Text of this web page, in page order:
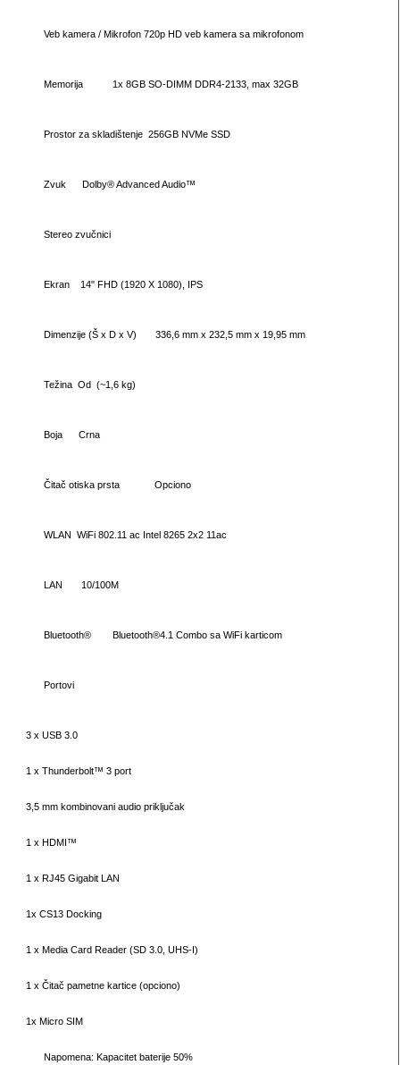
Veb kamera / Mikrofon 720p HD veb kamera sa mikrofonom
Memorija 1x 8GB SO-DIMM DDR4-2133, max 32GB
Prostor za skladištenje 256GB NVMe SSD
Zvuk Dolby® Advanced Audio™
Stereo zvučnici
Ekran 14" FHD (1920 X 1080), IPS
Dimenzije (Š x D x V) 336,6 mm x 232,5 mm x 19,95 mm
Težina Od (~1,6 kg)
Boja Crna
Čitač otiska prsta Opciono
WLAN WiFi 802.11 ac Intel 8265 2x2 11ac
LAN 10/100M
Bluetooth® Bluetooth®4.1 Combo sa WiFi karticom
Portovi
3 x USB 3.0
1 x Thunderbolt™ 3 port
3,5 mm kombinovani audio priključak
1 x HDMI™
1 x RJ45 Gigabit LAN
1x CS13 Docking
1 x Media Card Reader (SD 3.0, UHS-I)
1 x Čitač pametne kartice (opciono)
1x Micro SIM
Napomena: Kapacitet baterije 50%